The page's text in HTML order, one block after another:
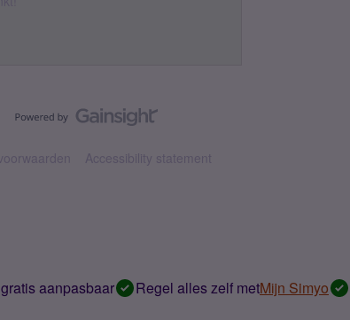
Accessibility statement
aanpasbaar Regel alles zelf metMijn Simyo